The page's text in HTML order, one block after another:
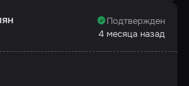
Подтвержден
4 месяца назад